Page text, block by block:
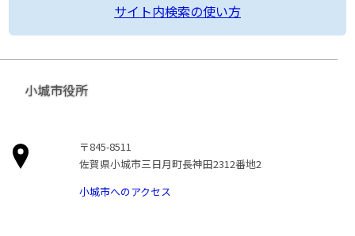
サイト内検索の使い方
小城市役所
〒845-8511
佐賀県小城市三日月町長神田2312番地2
小城市へのアクセス